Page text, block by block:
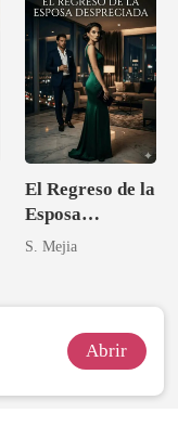
El Regreso de la
Esposa
Despreciada
S. Mejia
Abrir